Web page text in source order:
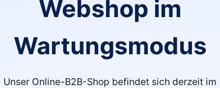
Webshop im
Wartungsmodus
Unser Online-B2B-Shop befindet sich derzeit im